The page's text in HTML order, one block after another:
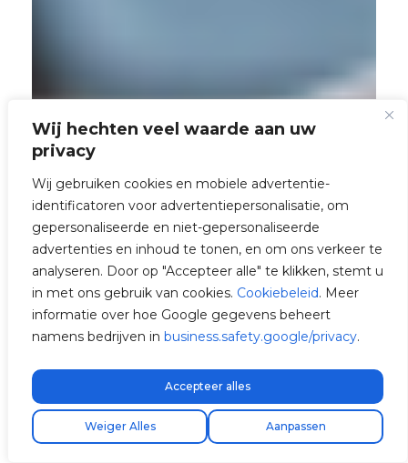
Wij hechten veel waarde aan uw
privacy
Wij gebruiken cookies en mobiele advertentie-
identificatoren voor advertentiepersonalisatie, om
gepersonaliseerde en niet-gepersonaliseerde
advertenties en inhoud te tonen, en om ons verkeer te
analyseren. Door op "Accepteer alle" te klikken, stemt u
in met ons gebruik van cookies. Cookiebeleid. Meer
informatie over hoe Google gegevens beheert
namens bedrijven in business.safety.google/privacy.
Aanpassen
Weiger Alles
Accepteer alles
Gratis express verzending!
Vind uw installateur